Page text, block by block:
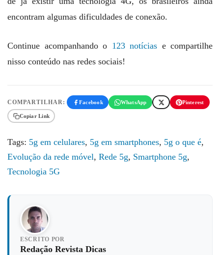
encontram algumas dificuldades de conexão.
Continue acompanhando o 123 notícias e compartilhe
nisso conteúdo nas redes sociais!
COMPARTILHAR: Facebook WhatsApp Pinterest
Copiar Link
Tags: 5g em celulares, 5g em smartphones, 5g o que é,
Evolução da rede móvel, Rede 5g, Smartphone 5g,
Tecnologia 5G
ESCRITO POR
Redação Revista Dicas